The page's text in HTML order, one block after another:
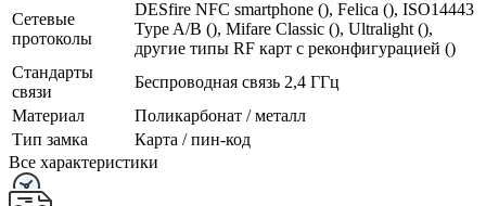
Сетевые
протоколы
DESfire NFC smartphone (), Felica (), ISO14443
Type A/B (), Mifare Classic (), Ultralight (),
другие типы RF карт с реконфигурацией ()
Стандарты
связи
Беспроводная связь 2,4 ГГц
Материал
Поликарбонат / металл
Тип замка
Карта / пин-код
Все характеристики